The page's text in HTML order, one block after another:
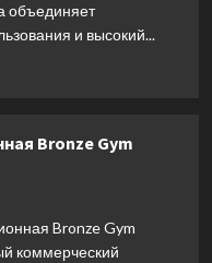
объединяет
и высокий...
Bronze Gym
Bronze Gym
коммерческий